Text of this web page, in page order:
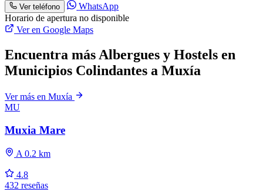
Ver teléfono
WhatsApp
Horario de apertura no disponible
Ver en Google Maps
Encuentra más Albergues y Hostels en
Municipios Colindantes a Muxía
Ver más en Muxía
MU
Muxia Mare
A 0.2 km
4.8
432 reseñas